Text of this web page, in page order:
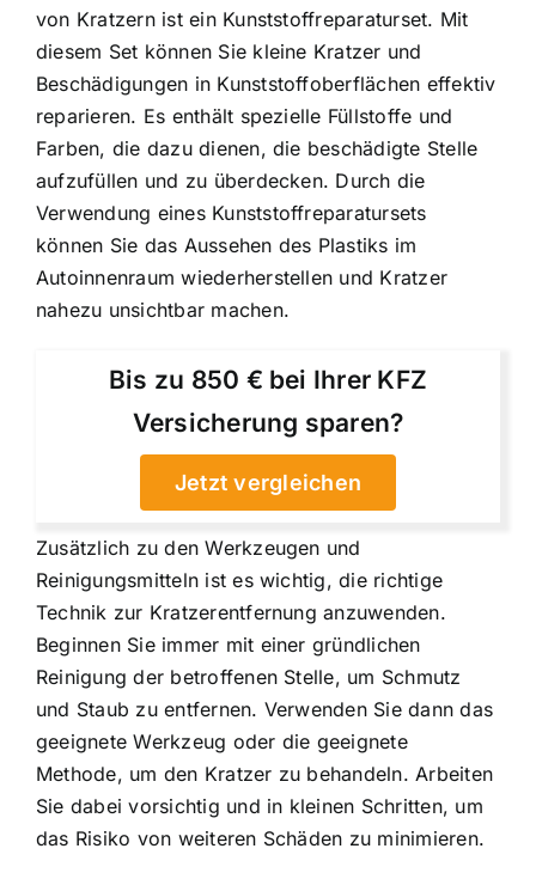
von Kratzern ist ein Kunststoffreparaturset. Mit
diesem Set können Sie kleine Kratzer und
Beschädigungen in Kunststoffoberflächen effektiv
reparieren. Es enthält spezielle Füllstoffe und
Farben, die dazu dienen, die beschädigte Stelle
aufzufüllen und zu überdecken. Durch die
Verwendung eines Kunststoffreparatursets
können Sie das Aussehen des Plastiks im
Autoinnenraum wiederherstellen und Kratzer
nahezu unsichtbar machen.
Bis zu 850 € bei Ihrer KFZ
Versicherung sparen?
Jetzt vergleichen
Zusätzlich zu den Werkzeugen und
Reinigungsmitteln ist es wichtig, die richtige
Technik zur Kratzerentfernung anzuwenden.
Beginnen Sie immer mit einer gründlichen
Reinigung der betroffenen Stelle, um Schmutz
und Staub zu entfernen. Verwenden Sie dann das
geeignete Werkzeug oder die geeignete
Methode, um den Kratzer zu behandeln. Arbeiten
Sie dabei vorsichtig und in kleinen Schritten, um
das Risiko von weiteren Schäden zu minimieren.